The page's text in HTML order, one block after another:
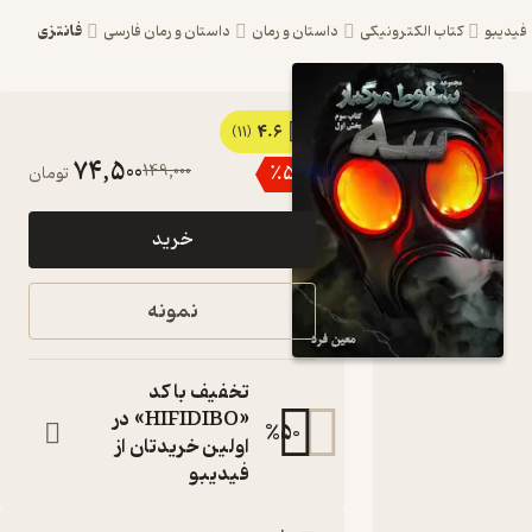
کتاب الکترونیکی داستان و رمان داستان و رمان فارسی فانتزی
کتاب سه
- سقوط
مرگبار
جلد 3 اثر
معین فرد
نشر
فرهنگی
فرد
مجموعه سقوط
مرگبار - بخش
4.6
(11)
٪ 50
149,000
74,500تومان
خرید
نمونه
%
تخفیف با کد
«HIFIDIBO» در
اولین خریدتان از
فیدیبو